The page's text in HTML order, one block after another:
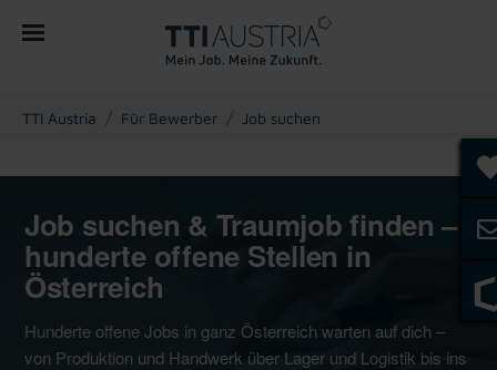
You are here:
TTI Austria Für Bewerber Job suchen
Job suchen & Traumjob finden –
hunderte offene Stellen in
Österreich
Hunderte offene Jobs in ganz Österreich warten auf dich –
von Produktion und Handwerk über Lager und Logistik bis ins